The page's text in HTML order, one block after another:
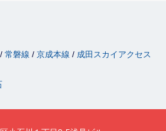
常磐線 京成本線 成田スカイアクセス